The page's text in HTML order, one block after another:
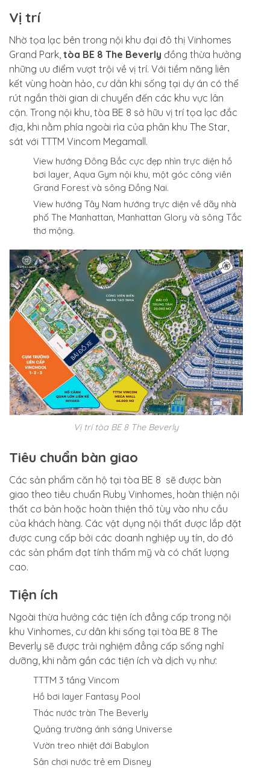
Vị trí
Nhờ tọa lạc bên trong nội khu đại đô thị Vinhomes
Grand Park, tòa BE 8 The Beverly đồng thừa hưởng
những ưu điểm vượt trội về vị trí. Với tiềm năng liên
kết vùng hoàn hảo, cư dân khi sống tại dự án có thể
rút ngắn thời gian di chuyển đến các khu vực lân
cận. Trong nội khu, tòa BE 8 sở hữu vị trí tọa lạc đắc
địa, khi nằm phía ngoài rìa của phân khu The Star,
sát với TTTM Vincom Megamall.
View hướng Đông Bắc cực đẹp nhìn trực diện hồ
bơi layer, Aqua Gym nội khu, một góc công viên
Grand Forest và sông Đồng Nai.
View hướng Tây Nam hướng trực diện về dãy nhà
phố The Manhattan, Manhattan Glory và sông Tắc
thơ mộng.
Vị trí tòa BE 8 The Beverly
Tiêu chuẩn bàn giao
Các sản phẩm căn hộ tại tòa BE 8 sẽ được bàn
giao theo tiêu chuẩn Ruby Vinhomes, hoàn thiện nội
thất cơ bản hoặc hoàn thiện thô tùy vào nhu cầu
của khách hàng. Các vật dụng nội thất được lắp đặt
được cung cấp bởi các doanh nghiệp uy tín, do đó
các sản phẩm đạt tính thẩm mỹ và có chất lượng
cao.
Tiện ích
Ngoài thừa hưởng các tiện ích đẳng cấp trong nội
khu Vinhomes, cư dân khi sống tại tòa BE 8 The
Beverly sẽ được trải nghiệm đẳng cấp sống nghỉ
dưỡng, khi nằm gần các tiện ích và dịch vụ như:
TTTM 3 tầng Vincom
Hồ bơi layer Fantasy Pool
Thác nước tràn The Beverly
Quảng trường ánh sáng Universe
Vườn treo nhiệt đới Babylon
Sân chơi nước trẻ em Disney